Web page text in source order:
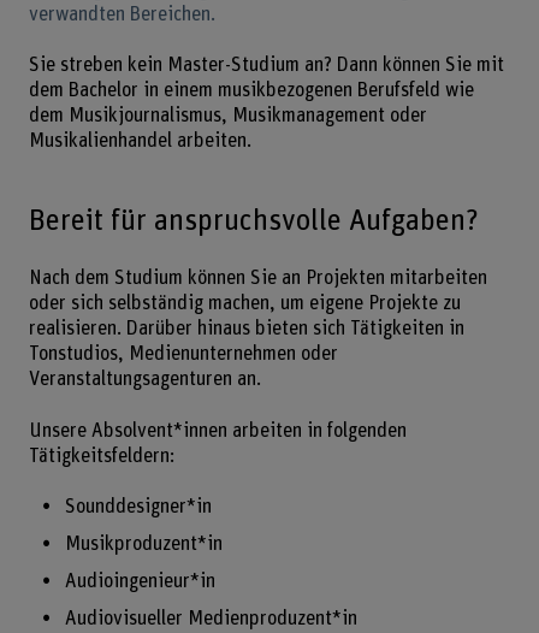
verwandten Bereichen.
Sie streben kein Master-Studium an? Dann können Sie mit
dem Bachelor in einem musikbezogenen Berufsfeld wie
dem Musikjournalismus, Musikmanagement oder
Musikalienhandel arbeiten.
Bereit für anspruchsvolle Aufgaben?
Nach dem Studium können Sie an Projekten mitarbeiten
oder sich selbständig machen, um eigene Projekte zu
realisieren. Darüber hinaus bieten sich Tätigkeiten in
Tonstudios, Medienunternehmen oder
Veranstaltungsagenturen an.
Unsere Absolvent*innen arbeiten in folgenden
Tätigkeitsfeldern:
Sounddesigner*in
Musikproduzent*in
Audioingenieur*in
Audiovisueller Medienproduzent*in